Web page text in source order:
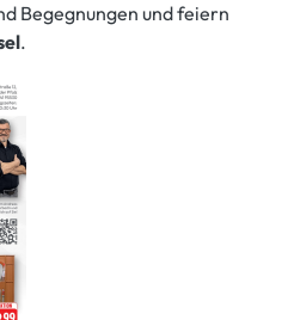
Begegnungen und feiern
.